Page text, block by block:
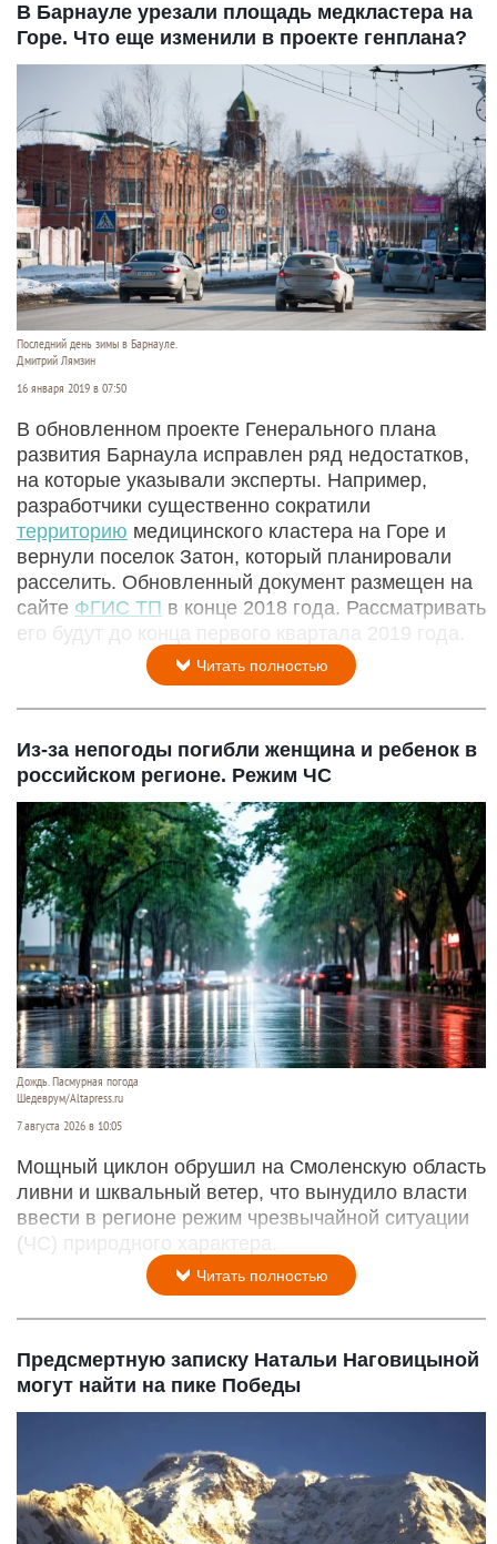
В Барнауле урезали площадь медкластера на
Горе. Что еще изменили в проекте генплана?
Последний день зимы в Барнауле.
Дмитрий Лямзин
16 января 2019 в 07:50
В обновленном проекте Генерального плана
развития Барнаула исправлен ряд недостатков,
на которые указывали эксперты. Например,
разработчики существенно сократили
территорию медицинского кластера на Горе и
вернули поселок Затон, который планировали
расселить. Обновленный документ размещен на
сайте ФГИС ТП в конце 2018 года. Рассматривать
его будут до конца первого квартала 2019 года.
Читать полностью
Из-за непогоды погибли женщина и ребенок в
российском регионе. Режим ЧС
Дождь. Пасмурная погода
Шедеврум/Altapress.ru
7 августа 2026 в 10:05
Мощный циклон обрушил на Смоленскую область
ливни и шквальный ветер, что вынудило власти
ввести в регионе режим чрезвычайной ситуации
(ЧС) природного характера.
Читать полностью
Предсмертную записку Натальи Наговицыной
могут найти на пике Победы